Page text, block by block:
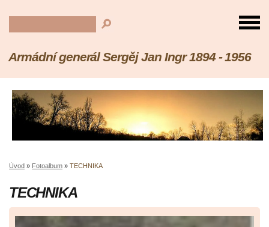
Armádní generál Sergěj Jan Ingr 1894 - 1956
Úvod » Fotoalbum » TECHNIKA
TECHNIKA